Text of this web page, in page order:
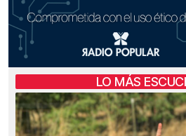
LO MÁS